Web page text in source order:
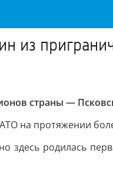
из
страны —
на протяжении
родилась